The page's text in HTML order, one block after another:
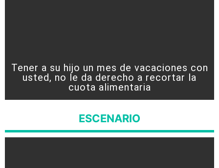
Tener a su hijo un mes de vacaciones con
usted, no le da derecho a recortar la
cuota alimentaria
ESCENARIO